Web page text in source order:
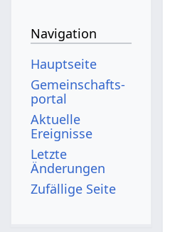
Navigation
Hauptseite
Gemeinschafts­
portal
Aktuelle
Ereignisse
Letzte
Änderungen
Zufällige Seite